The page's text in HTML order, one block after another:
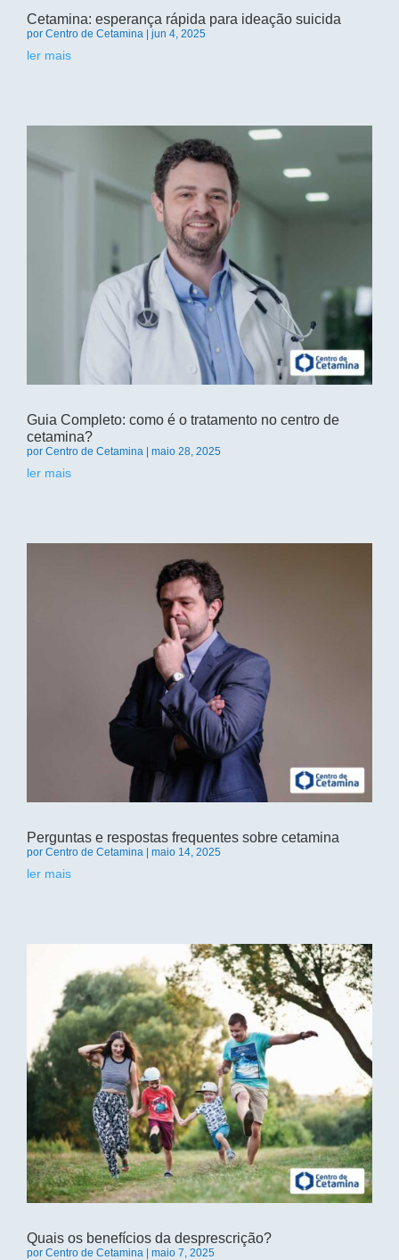
Cetamina: esperança rápida para ideação suicida
por Centro de Cetamina jun 4, 2025
ler mais
Guia Completo: como é o tratamento no centro de
cetamina?
por Centro de Cetamina maio 28, 2025
ler mais
Perguntas e respostas frequentes sobre cetamina
por Centro de Cetamina maio 14, 2025
ler mais
Quais os benefícios da desprescrição?
por Centro de Cetamina maio 7, 2025